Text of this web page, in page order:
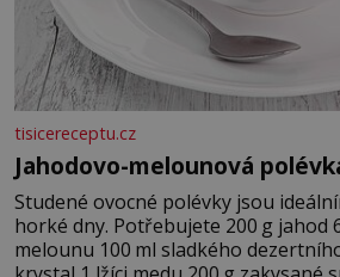
tisicereceptu.cz
Jahodovo-melounová
Studené ovocné polévky jsou
horké dny. Potřebujete 200 g jahod 600 g žlutého
melounu 100 ml sladkého